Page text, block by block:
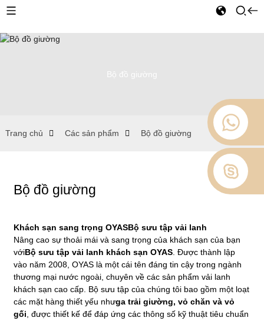
Bộ đồ giường
Trang chủ Các sản phẩm Bộ đồ giường
Bộ đồ giường
Khách sạn sang trọng OYASBộ sưu tập vải lanh
Nâng cao sự thoải mái và sang trọng của khách sạn của bạn
vớiBộ sưu tập vải lanh khách sạn OYAS. Được thành lập
vào năm 2008, OYAS là một cái tên đáng tin cậy trong ngành
thương mại nước ngoài, chuyên về các sản phẩm vải lanh
khách sạn cao cấp. Bộ sưu tập của chúng tôi bao gồm một loạt
các mặt hàng thiết yếu nhưga trải giường, vỏ chăn và vỏ
gối , được thiết kế để đáp ứng các thông số kỹ thuật tiêu chuẩn